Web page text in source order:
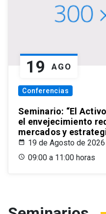
19 AGO
Conferencias
Seminario: “El
el envejecimiento
mercados y
19 de Agosto de 2026
09:00 a 11:00 horas